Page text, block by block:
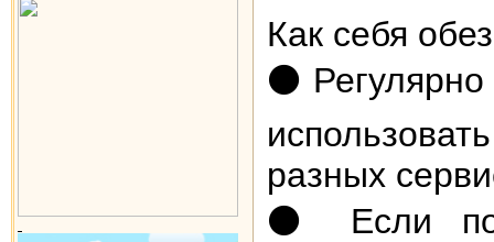
Как себя
⚫️
разных
⚫️ Если по